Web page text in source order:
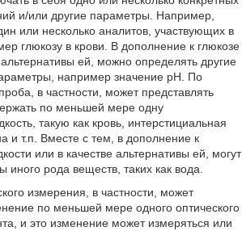
и/или другие параметры. Например,
или несколько аналитов, участвующих в
глюкозу в крови. В дополнение к глюкозе
альтернативы ей, можно определять другие
например значение рН. По
в частности, может представлять
по меньшей мере одну
такую как кровь, интерстициальная
и т.п. Вместе с тем, в дополнение к
или в качестве альтернативы ей, могут
иного рода веществ, таких как вода.
измерения, в частности, может
по меньшей мере одного оптического
и это изменение может измеряться или